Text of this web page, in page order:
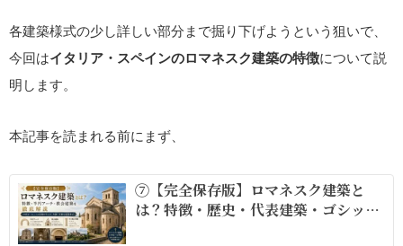
各建築様式の少し詳しい部分まで掘り下げようという狙いで、
今回はイタリア・スペインのロマネスク建築の特徴について説
明します。
本記事を読まれる前にまず、
⑦【完全保存版】ロマネスク建築と
は？特徴・歴史・代表建築・ゴシック